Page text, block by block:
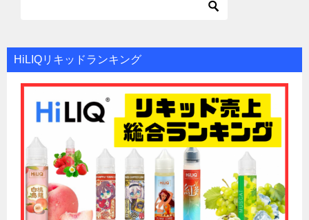
HiLIQリキッドランキング